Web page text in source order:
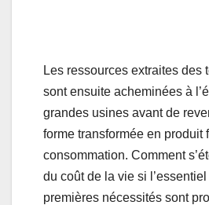
Les ressources extraites des
sont ensuite acheminées à
grandes usines avant de
forme transformée en produit
consommation. Comment
du coût de la vie si
premières nécessités sont